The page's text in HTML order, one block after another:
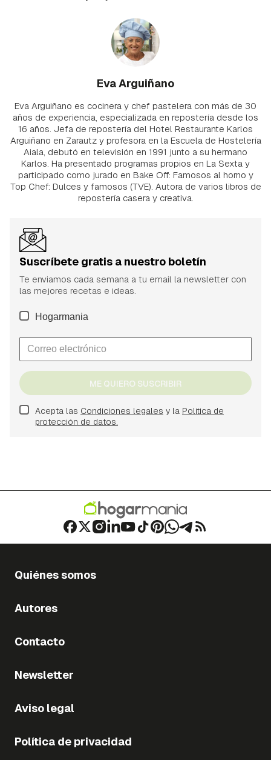
Eva Arguiñano
Eva Arguiñano es cocinera y chef pastelera con más de 30
años de experiencia, especializada en repostería desde los
16 años. Jefa de repostería del Hotel Restaurante Karlos
Arguiñano en Zarautz y profesora en la Escuela de Hostelería
Aiala, debutó en televisión en 1991 junto a su hermano
Karlos. Ha presentado programas propios en La Sexta y
participado como jurado en Bake Off: Famosos al horno y
Top Chef: Dulces y famosos (TVE). Autora de varios libros de
repostería casera y creativa.
Suscríbete gratis a nuestro boletín
Te enviamos cada semana a tu email la newsletter con
las mejores recetas e ideas.
Hogarmania
ME QUIERO SUSCRIBIR
Acepta las Condiciones legales y la Política de
protección de datos.
Quiénes somos
Autores
Contacto
Newsletter
Aviso legal
Política de privacidad